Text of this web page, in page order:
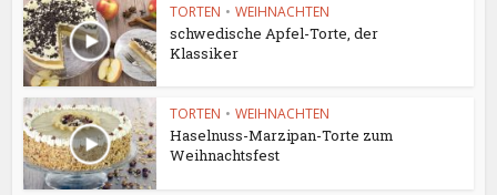
TORTEN • WEIHNACHTEN
schwedische Apfel-Torte, der
Klassiker
TORTEN • WEIHNACHTEN
Haselnuss-Marzipan-Torte zum
Weihnachtsfest